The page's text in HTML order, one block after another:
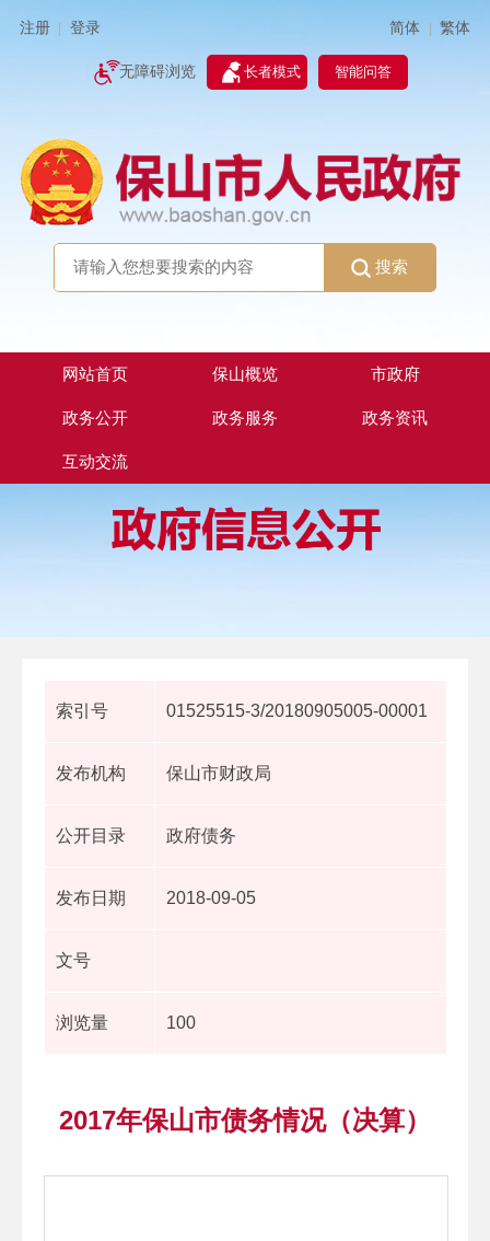
注册 登录 简体 | 繁体
无障碍浏览 长者模式 智能问答
搜索
网站首页 保山概览 市政府
政务公开 政务服务 政务资讯
互动交流
索引号 01525515-3/20180905005-00001
发布机构 保山市财政局
公开目录 政府债务
发布日期 2018-09-05
文号
浏览量 100
2017年保山市债务情况（决算）